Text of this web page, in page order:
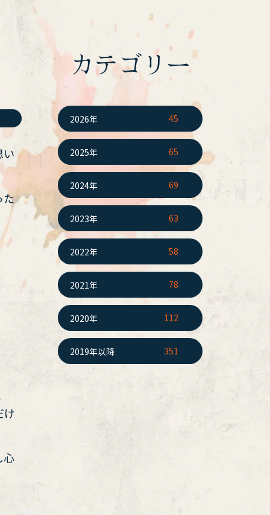
た
け
心
カテゴリー
2026年 45
2025年 65
2024年 69
2023年 63
2022年 58
2021年 78
2020年 112
2019年以降 351